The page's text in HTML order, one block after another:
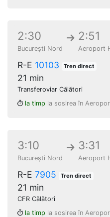
2:30
București Nord
2:51
Aeroport
R-E 10103 Tren direct
21 min
Transferoviar Călători
la timp la sosirea în
3:10
București Nord
3:31
Aeroport
R-E 7905 Tren direct
21 min
CFR Călători
la timp la sosirea în